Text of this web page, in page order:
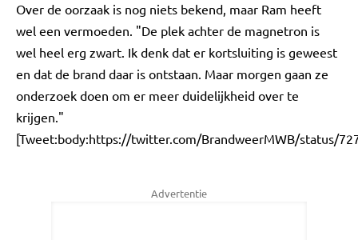
Over de oorzaak is nog niets bekend, maar Ram heeft
wel een vermoeden. "De plek achter de magnetron is
wel heel erg zwart. Ik denk dat er kortsluiting is geweest
en dat de brand daar is ontstaan. Maar morgen gaan ze
onderzoek doen om er meer duidelijkheid over te
krijgen."
[Tweet:body:https://twitter.com/BrandweerMWB/status/
Advertentie